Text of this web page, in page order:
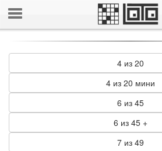
4 из 20
4 из 20 мини
6 из 45
6 из 45 +
7 из 49